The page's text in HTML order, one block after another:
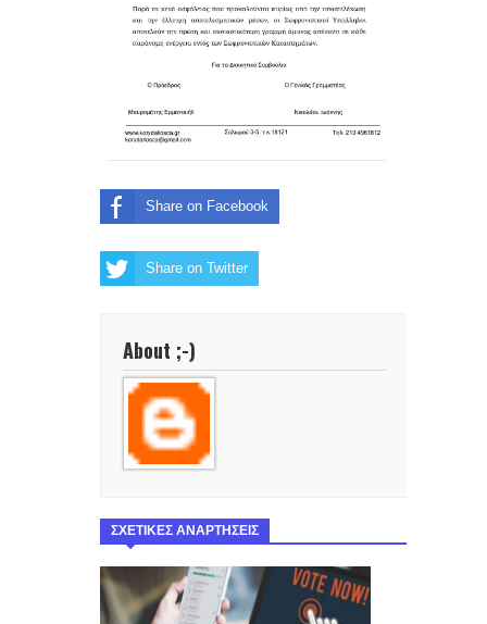
Share on Facebook
Share on Twitter
About ;-)
ΣΧΕΤΙΚΕΣ ΑΝΑΡΤΗΣΕΙΣ